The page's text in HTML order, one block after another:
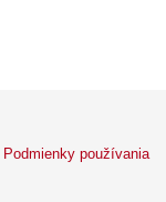
Podmienky používania